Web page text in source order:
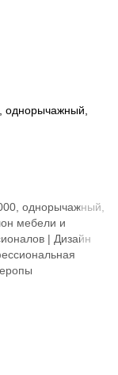
однорычажный,